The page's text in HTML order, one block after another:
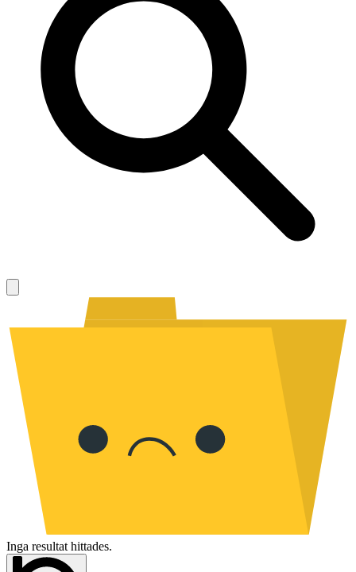
Inga resultat hittades.